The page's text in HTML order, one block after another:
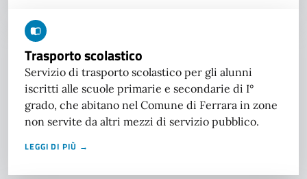
Trasporto scolastico
Servizio di trasporto scolastico per gli alunni
iscritti alle scuole primarie e secondarie di I°
grado, che abitano nel Comune di Ferrara in zone
non servite da altri mezzi di servizio pubblico.
LEGGI DI PIÙ →